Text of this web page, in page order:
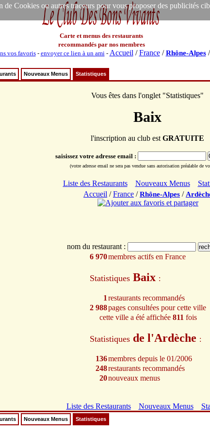
Cookies ou autres traceurs pour vous proposer des publicités
Carte et menus des restaurants
recommandés par nos membres
vos favoris- envoyer ce lien à un ami- Accueil /France/Rhône-Alpes/
Nouveaux Menus Statistiques
Vous êtes dans l'onglet "Statistiques"
Baix
l'inscription au club est GRATUITE
saisissez votre adresse email :
(votre adresse email ne sera pas vendue sans autorisation préalable de
Liste des Restaurants Nouveaux Menus
Accueil /France /Rhône-Alpes /
nom du restaurant :
6 970membres actifs en France
Statistiques Baix :
1 restaurants recommandés
2 988pages consultées pour cette ville
cette ville a été affichée 811 fois
Statistiques de l'Ardèche :
136membres depuis le 01/2006
248restaurants recommandés
20nouveaux menus
Liste des Restaurants Nouveaux Menus
Nouveaux Menus Statistiques